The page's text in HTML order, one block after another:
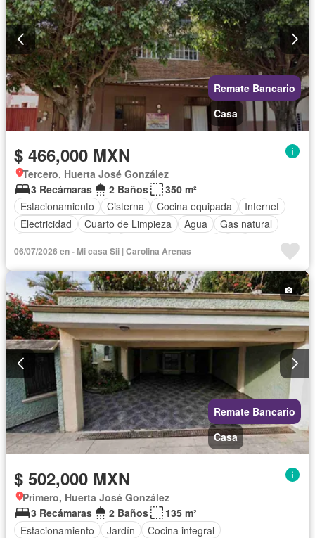
Remate Bancario
Casa
$ 466,000 MXN
Tercero, Huerta José González
3 Recámaras
2 Baños
350 m²
Estacionamiento
Cisterna Cocina equipada
Internet
Electricidad
Cuarto de Limpieza Agua
Gas natural
Permite niños
Permite mascotas
Parcialmente amueblado
06/07/2026 en - Mi casa Sii | Carolina Arenas
Remate Bancario
Casa
$ 502,000 MXN
Primero, Huerta José González
3 Recámaras
2 Baños
135 m²
Estacionamiento
Jardín
Cocina integral